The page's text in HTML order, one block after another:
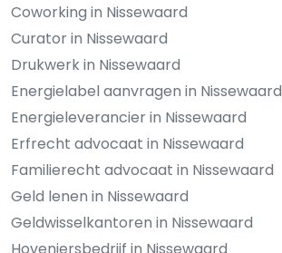
Coworking in Nissewaard
Curator in Nissewaard
Drukwerk in Nissewaard
Energielabel aanvragen in Nissewaard
Energieleverancier in Nissewaard
Erfrecht advocaat in Nissewaard
Familierecht advocaat in Nissewaard
Geld lenen in Nissewaard
Geldwisselkantoren in Nissewaard
Hoveniersbedrijf in Nissewaard